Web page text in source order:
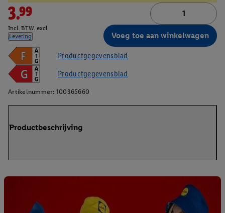
3.99
Incl. BTW. excl.
Levering
Voeg toe aan winkelwagen
Productgegevensblad
Productgegevensblad
Artikelnummer: 100365660
Productbeschrijving